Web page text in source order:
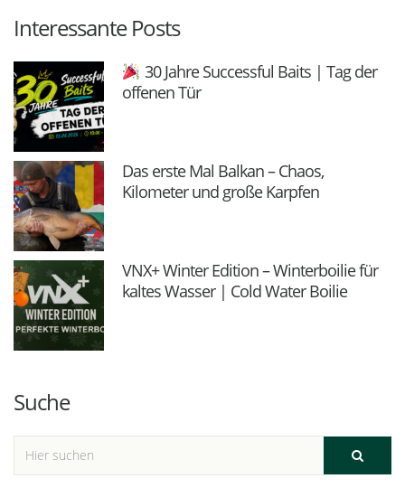
Interessante Posts
30 Jahre Successful Baits | Tag der
offenen Tür
Das erste Mal Balkan – Chaos,
Kilometer und große Karpfen
VNX+ Winter Edition – Winterboilie für
kaltes Wasser | Cold Water Boilie
Suche